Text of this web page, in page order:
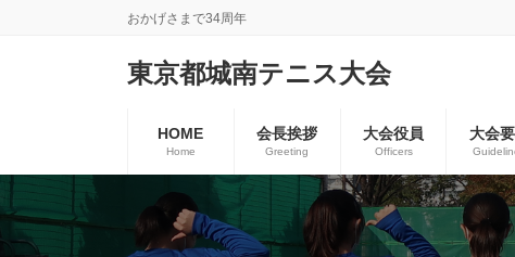
プ
動
おかげさまで34周年
東京都城南テニス大会
HOME
Home
会長挨拶
Greeting
大会役員
Officers
大会